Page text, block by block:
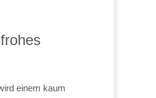
einem kaum